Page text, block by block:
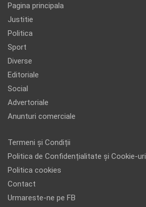
Pagina principala
Justitie
Politica
Sport
Diverse
Editoriale
Social
Advertoriale
Anunturi comerciale
Termeni și Condiții
Politica de Confidențialitate și Cookie-uri
Politica cookies
Contact
Urmareste-ne pe FB